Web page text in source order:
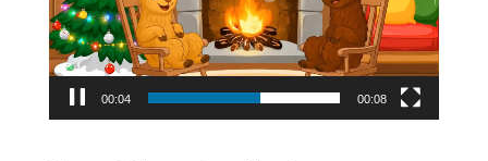
00:05 00:08